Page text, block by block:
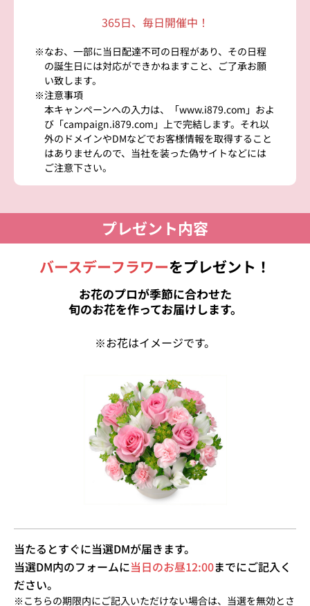
365日、毎日開催中！
※なお、一部に当日配達不可の日程があり、その日程
の誕生日には対応ができかねますこと、ご了承お願
い致します。
※注意事項
本キャンペーンへの入力は、「www.i879.com」およ
び「campaign.i879.com」上で完結します。それ以
外のドメインやDMなどでお客様情報を取得すること
はありませんので、当社を装った偽サイトなどには
ご注意下さい。
プレゼント内容
バースデーフラワーをプレゼント！
お花のプロが季節に合わせた
旬のお花を作ってお届けします。
※お花はイメージです。
当たるとすぐに当選DMが届きます。
当選DM内のフォームに当日のお昼12:00までにご記入く
ださい。
※こちらの期限内にご記入いただけない場合は、当選を無効とさ